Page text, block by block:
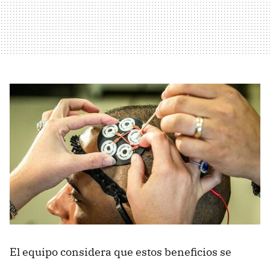
El equipo considera que estos beneficios se